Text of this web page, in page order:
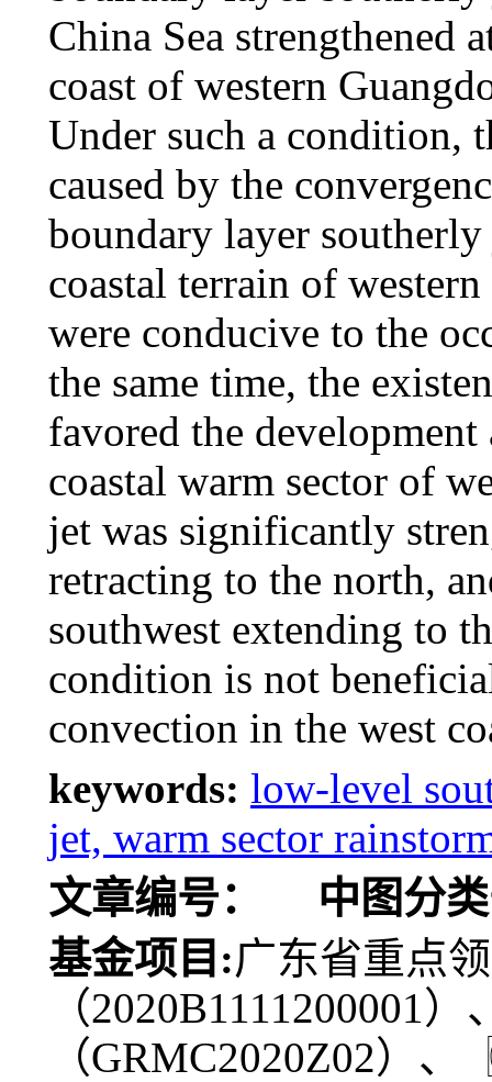
China Sea strengthened
coast of western
Under such a condition,
caused by the
boundary layer
coastal terrain of
were conducive to the
the same time, the
favored the
coastal warm sector of
jet was significantly
retracting to the north,
southwest extending to
condition is not
convection in the west
keywords: low-level
jet, warm sector
文章编号：
中图分
基金项目:广东省重点
（2020B1111200001
（GRMC2020Z02）